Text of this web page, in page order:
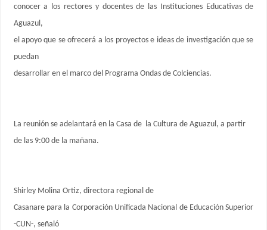
conocer a los rectores y docentes de las Instituciones Educativas de
Aguazul,
el apoyo que se ofrecerá a los proyectos e ideas de investigación que se
puedan
desarrollar en el marco del Programa Ondas de Colciencias.
La reunión se adelantará en la Casa de la Cultura de Aguazul, a partir
de las 9:00 de la mañana.
Shirley Molina Ortiz, directora regional de
Casanare para la Corporación Unificada Nacional de Educación Superior
-CUN-, señaló